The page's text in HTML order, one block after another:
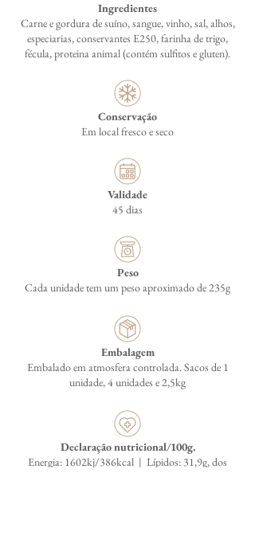
Ingredientes
Carne e gordura de suíno, sangue, vinho, sal, alhos,
especiarias, conservantes E250, farinha de trigo,
fécula, proteina animal (contém sulfitos e gluten).
Conservação
Em local fresco e seco
Validade
45 dias
Peso
Cada unidade tem um peso aproximado de 235g
Embalagem
Embalado em atmosfera controlada. Sacos de 1
unidade, 4 unidades e 2,5kg
Declaração nutricional/100g.
Energia: 1602kj/386kcal | Lípidos: 31,9g, dos